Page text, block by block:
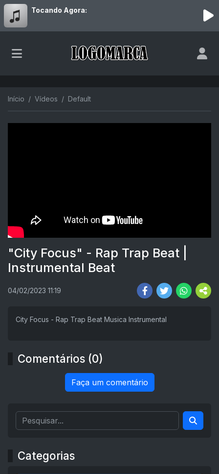
Tocando Agora:
Início Vídeos Default
"City Focus" - Rap Trap Beat |
Instrumental Beat
04/02/2023 11:19
City Focus - Rap Trap Beat Musica Instrumental
Comentários (0)
Faça um comentário
Categorias